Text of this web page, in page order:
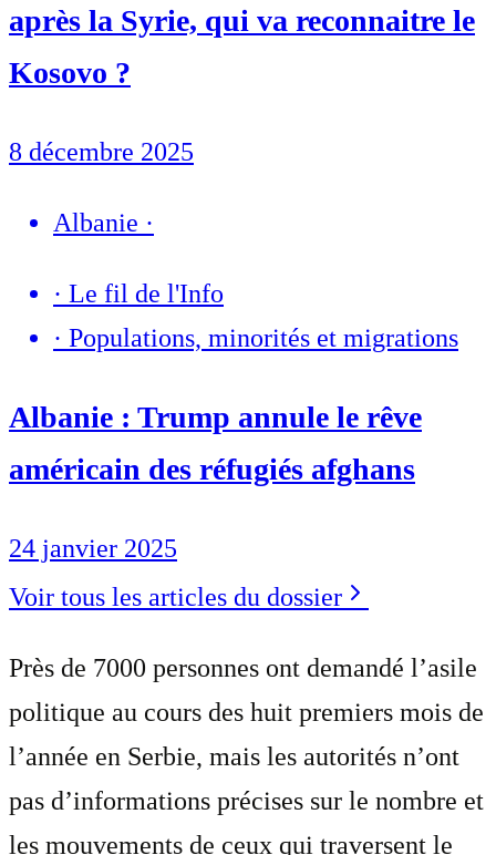
après la Syrie, qui va reconnaitre le
Kosovo ?
8 décembre 2025
Albanie ·
· Le fil de l'Info
· Populations, minorités et migrations
Albanie : Trump annule le rêve
américain des réfugiés afghans
24 janvier 2025
Voir tous les articles du dossier
Près de 7000 personnes ont demandé l’asile
politique au cours des huit premiers mois de
l’année en Serbie, mais les autorités n’ont
pas d’informations précises sur le nombre et
les mouvements de ceux qui traversent le